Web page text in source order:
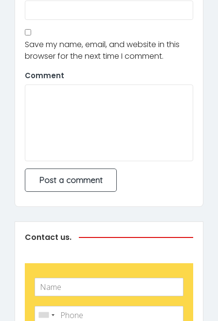
Save my name, email, and website in this
browser for the next time I comment.
Comment
Contact us.